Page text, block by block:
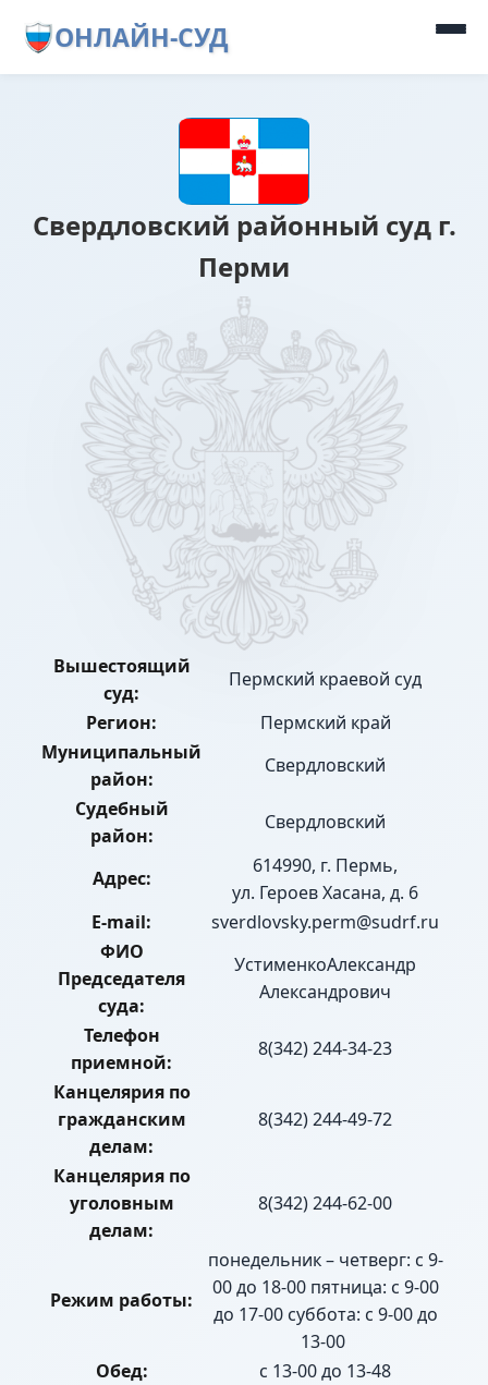
ОНЛАЙН-СУД
Свердловский районный суд г.
Перми
Вышестоящий
суд:
Пермский краевой суд
Регион:
Пермский край
Муниципальный
район:
Свердловский
Судебный
район:
Свердловский
Адрес:
614990, г. Пермь,
ул. Героев Хасана, д. 6
E-mail:
sverdlovsky.perm@sudrf.ru
ФИО
Председателя
суда:
УстименкоАлександр
Александрович
Телефон
приемной:
8(342) 244-34-23
Канцелярия по
гражданским
делам:
8(342) 244-49-72
Канцелярия по
уголовным
делам:
8(342) 244-62-00
Режим работы:
понедельник – четверг: с 9-
00 до 18-00 пятница: с 9-00
до 17-00 суббота: с 9-00 до
13-00
Обед:
с 13-00 до 13-48